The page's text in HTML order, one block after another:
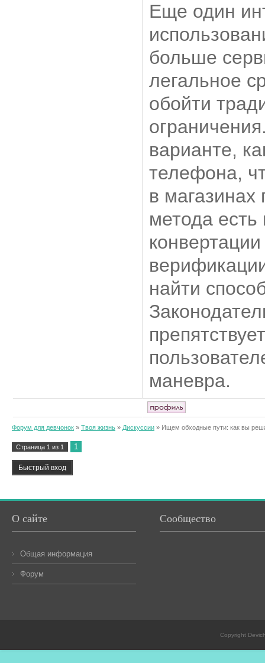
Еще один
больше
легальное
обойти
варианте,
телефона,
в
метода
найти
маневра.
Форум для девчонок » Твоя жизнь » Дискуссии » Ищем обходные пути: как вы
Страница 1 из 1 1
О сайте
Общая информация
Форум
Сообщество
Copyright